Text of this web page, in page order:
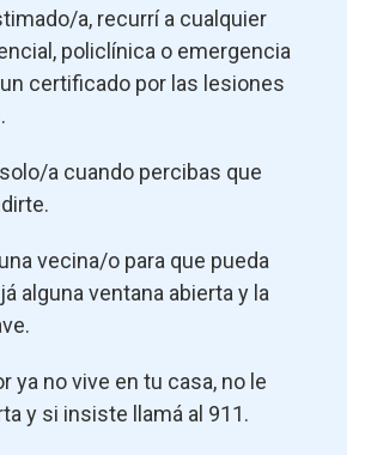
a, recurrí a cualquier
policlínica o emergencia
certificado por las lesiones
a cuando percibas que
vecina/o para que pueda
alguna ventana abierta y la
ya no vive en tu casa, no le
y si insiste llamá al 911.